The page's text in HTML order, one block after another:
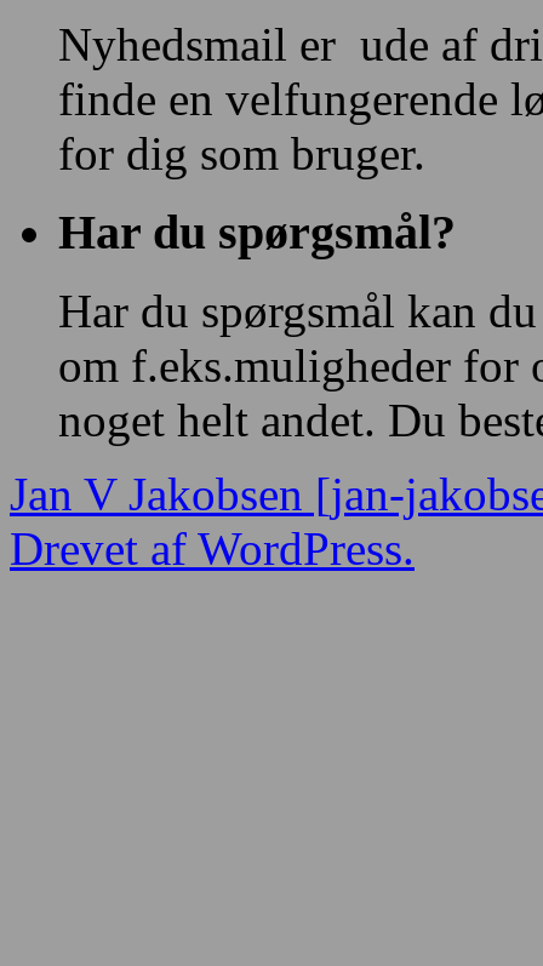
Nyhedsmail er ude af
finde en velfungerende
for dig som bruger.
Har du spørgsmål?
Har du spørgsmål kan
om f.eks.muligheder
noget helt andet. Du
Jan V Jakobsen [jan-
Drevet af WordPress.